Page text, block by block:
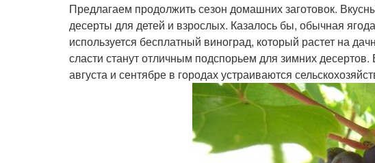
Предлагаем продолжить сезон домашних заготовок.
десерты для детей и взрослых. Казалось бы, обычная
используется бесплатный виноград, который растет на
сласти станут отличным подспорьем для зимних
августа и сентябре в городах устраиваются